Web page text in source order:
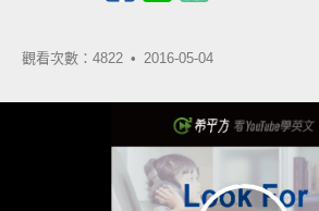
觀看次數：4822 • 2016-05-04